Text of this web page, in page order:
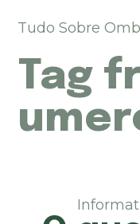
u
a
a
Tudo Sobre
Tag